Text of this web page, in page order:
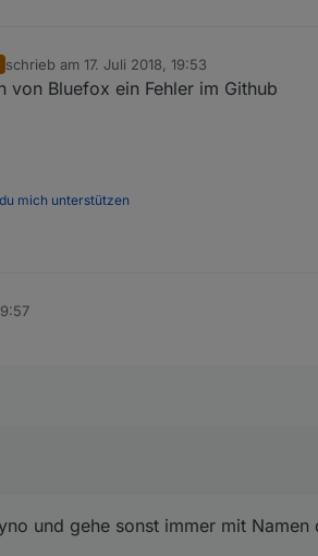
schrieb am17. Juli 2018, 19:53
zuletzt editiert von
von Bluefox ein Fehler im Github
mich unterstützen
und gehe sonst immer mit Namen